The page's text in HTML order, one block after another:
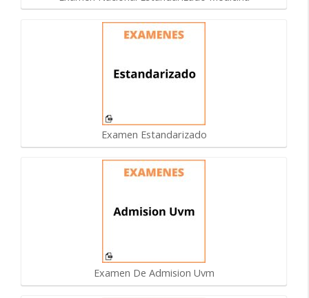
Examen Estandarizado
Examen De Admision Uvm